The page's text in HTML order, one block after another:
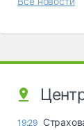
19:29